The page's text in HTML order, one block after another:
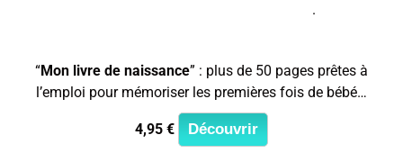
.
“Mon livre de naissance” : plus de 50 pages prêtes à
l’emploi pour mémoriser les premières fois de bébé…
4,95 € Découvrir